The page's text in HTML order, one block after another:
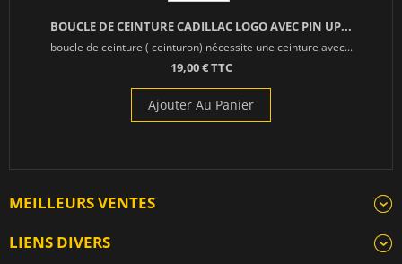
BOUCLE DE CEINTURE CADILLAC LOGO AVEC PIN UP...
boucle de ceinture ( ceinturon) nécessite une ceinture avec...
19,00 € TTC
Ajouter Au Panier
MEILLEURS VENTES
LIENS DIVERS